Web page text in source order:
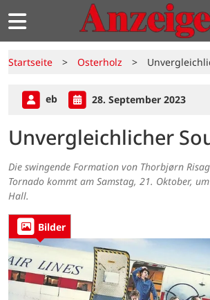
Startseite > Osterholz >
eb 28. September 2023
Unvergleichlicher
Die swingende Formation von Thorbjørn
Tornado kommt am Samstag, 21. Oktober,
Hall.
Bilder